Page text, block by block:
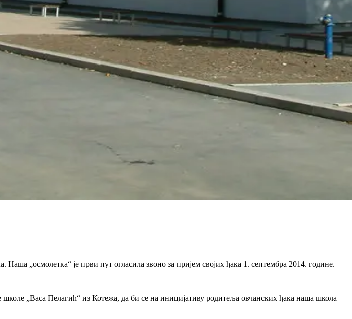
„осмолетка“ је први пут огласила звоно за пријем својих ђака 1. септембра 2014. године.
„Васа Пелагић“ из Котежа, да би се на иницијативу родитеља овчанских ђака наша школа